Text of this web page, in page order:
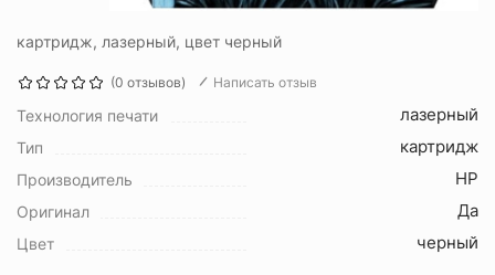
картридж, лазерный, цвет черный
(0 отзывов) Написать отзыв
Технология печати лазерный
Тип картридж
Производитель HP
Оригинал Да
Цвет черный